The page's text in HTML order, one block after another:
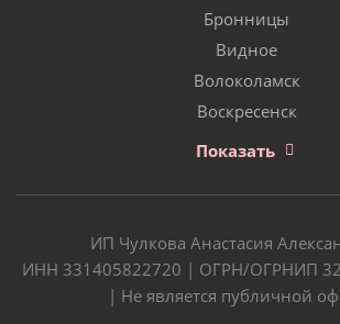
Бронницы
Видное
Волоколамск
Воскресенск
Показать
ИП Чулкова Анастасия
ИНН 331405822720 | ОГРН/ОГРНИП
| Не является публичной